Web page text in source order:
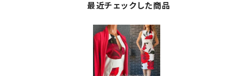
最近チェックした商品